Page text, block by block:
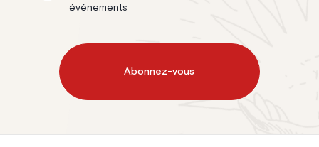
événements
Abonnez-vous